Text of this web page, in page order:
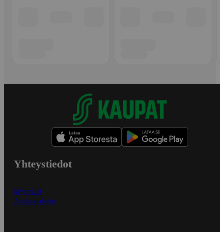
Yhteystiedot
Myymälät
Asiakaspalvelu